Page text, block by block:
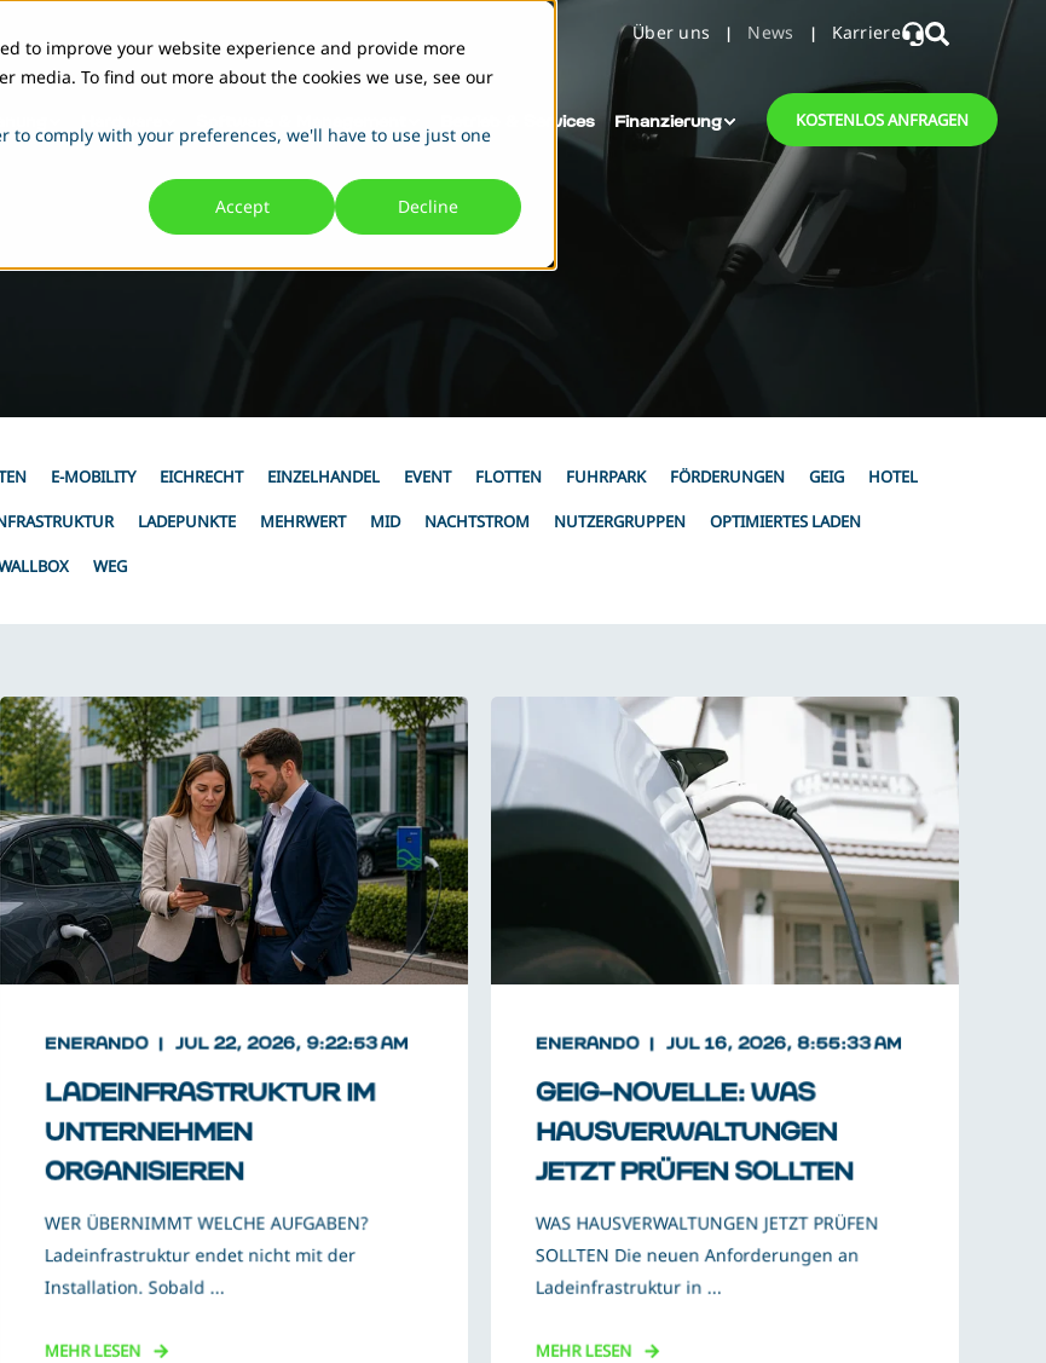
to improve your website experience and provide more
media. To find out more about the cookies we use, see our
comply with your preferences, we'll have to use just one
Accept
Decline
Über uns News Karriere
Betrieb & Services Finanzierung KOSTENLOS ANFRAGEN
E-MOBILITY EICHRECHT EINZELHANDEL EVENT FLOTTEN FUHRPARK FÖRDERUNGEN GEIG HOTEL
LADEPUNKTE MEHRWERT MID NACHTSTROM NUTZERGRUPPEN OPTIMIERTES LADEN
WEG
ENERANDO JUL 22, 2026, 9:22:53 AM
LADEINFRASTRUKTUR IM
UNTERNEHMEN
ORGANISIEREN
WER ÜBERNIMMT WELCHE AUFGABEN?
Ladeinfrastruktur endet nicht mit der
Installation. Sobald ...
MEHR LESEN
ENERANDO JUL 16, 2026, 8:55:33 AM
GEIG-NOVELLE: WAS
HAUSVERWALTUNGEN
JETZT PRÜFEN SOLLTEN
WAS HAUSVERWALTUNGEN JETZT PRÜFEN
SOLLTEN Die neuen Anforderungen an
Ladeinfrastruktur in ...
MEHR LESEN